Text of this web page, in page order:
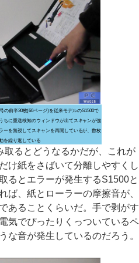
の前半30枚(60ページ)を従来モデルのS1500で
ちに重送検知のウィンドウが出てスキャンが強
ーを無視してスキャンを再開しているが、数枚
を繰り返している
るとどうなるかだが、これが
け紙をさばいて分離しやすくし
るとエラーが発生するS1500と
ば、紙とローラーの摩擦音が、
あることくらいだ。手で剥がす
気でぴったりくっついているペ
な音が発生しているのだろう。